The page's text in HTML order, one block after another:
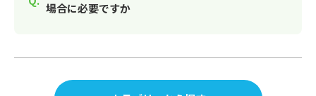
場合に必要ですか